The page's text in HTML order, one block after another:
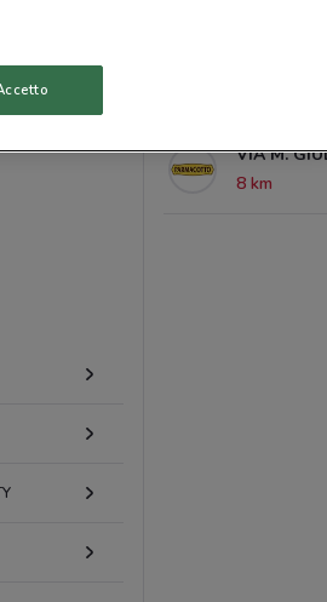
tardi.
V. MAGG.
VIA M.
8 km